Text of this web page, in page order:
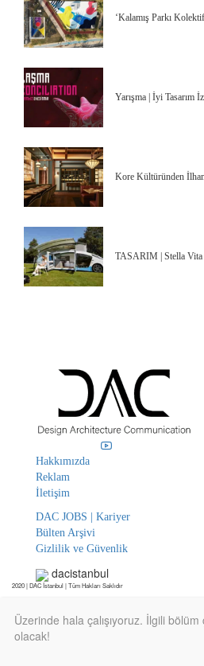
‘Kalamış Parkı
Yarışma | İyi Tasarım
Kore Kültüründen
TASARIM | Stella
Hakkımızda
Reklam
İletişim
DAC JOBS | Kariyer
Bülten Arşivi
Gizlilik ve Güvenlik
dacistanbul
2020 | DAC İstanbul | Tüm Hakları Saklıdır
Üzerinde hala çalışıyoruz. İlgili bölüm
olacak!